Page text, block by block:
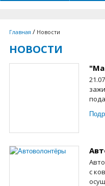
Главная / Новости
НОВОСТИ
с